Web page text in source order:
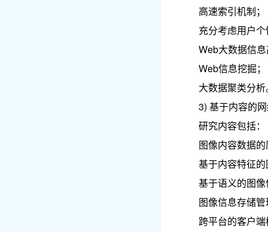
高速索引机制；
充分考虑用户
Web大数据信
Web信息挖掘；
大数据聚类分
3) 基于内容的
研究内容包括：
图像内容数据
基于内容特征
基于语义的图
图像信息存储
跨平台的客户